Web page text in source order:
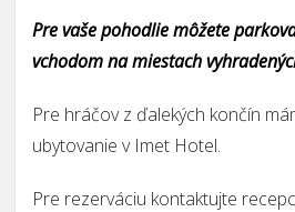
Pre vaše pohodlie môžete
vchodom na miestach
Pre hráčov z ďalekých končín
ubytovanie v Imet Hotel.
Pre rezerváciu kontaktujte